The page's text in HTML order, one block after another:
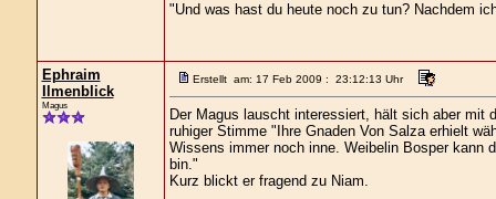
"Und was hast du heute noch zu tun? Nachdem
Ephraim
Ilmenblick
Magus
Erstellt am: 17 Feb 2009 : 23:12:13 Uhr
Der Magus lauscht interessiert, hält sich aber mit
ruhiger Stimme "Ihre Gnaden Von Salza erhielt
Wissens immer noch inne. Weibelin Bosper kann
bin."
Kurz blickt er fragend zu Niam.